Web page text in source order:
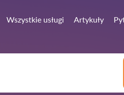
Wszystkie usługi Artykuły